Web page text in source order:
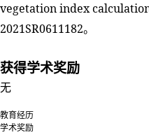
vegetation index
2021SR0611182。
获得学术奖励
无
教育经历
学术奖励